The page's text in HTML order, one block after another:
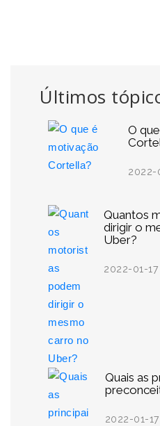
Últimos
O
2022-
Quantos
dirigir o
Uber?
2022-01-17
Quais as
2022-01-17